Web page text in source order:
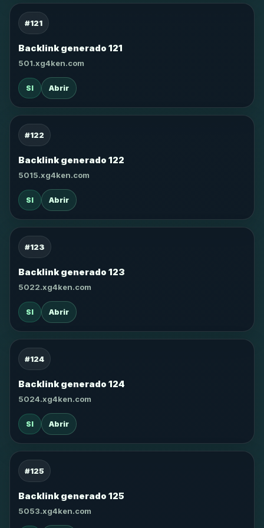
#121
Backlink generado 121
501.xg4ken.com
SI Abrir
#122
Backlink generado 122
5015.xg4ken.com
SI Abrir
#123
Backlink generado 123
5022.xg4ken.com
SI Abrir
#124
Backlink generado 124
5024.xg4ken.com
SI Abrir
#125
Backlink generado 125
5053.xg4ken.com